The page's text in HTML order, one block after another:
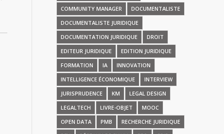
COMMUNITY MANAGER
DOCUMENTALISTE
DOCUMENTALISTE JURIDIQUE
DOCUMENTATION JURIDIQUE
DROIT
EDITEUR JURIDIQUE
EDITION JURIDIQUE
FORMATION
IA
INNOVATION
INTELLIGENCE ÉCONOMIQUE
INTERVIEW
JURISPRUDENCE
KM
LEGAL DESIGN
LEGALTECH
LIVRE-OBJET
MOOC
OPEN DATA
PMB
RECHERCHE JURIDIQUE